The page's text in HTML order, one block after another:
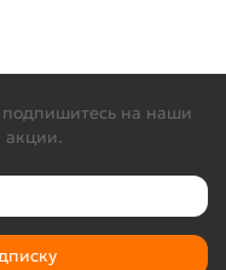
подпишитесь на наши
акции.